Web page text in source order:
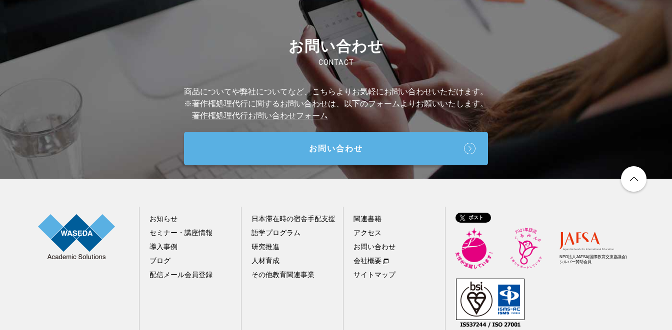
お問い合わせ
CONTACT
商品についてや弊社についてなど、こちらより お気軽にお問い合わせいただけます。
※著作権処理代行に関するお問い合わせは、以下のフォームよりお願いいたします。
著作権処理代行お問い合わせフォーム
お問い合わせ
お知らせ
セミナー・講座情報
導入事例
ブログ
配信メール会員登録
日本滞在時の宿舎手配支援
語学プログラム
研究推進
人材育成
その他教育関連事業
関連書籍
アクセス
お問い合わせ
会社概要
サイトマップ
ポスト
NPO法人JAFSA(国際教育交流協議会)
シルバー賛助会員